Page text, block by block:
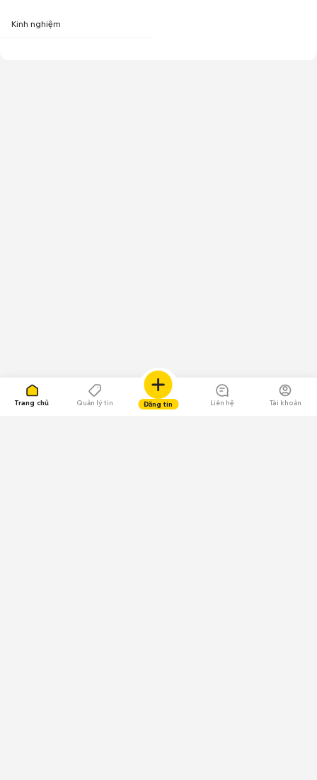
Trang chủ Quản lý tin Đăng tin Liên hệ Tài khoản
Kinh nghiệm